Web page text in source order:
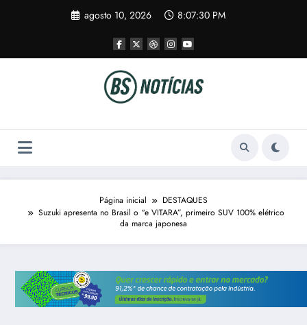
agosto 10, 2026 8:07:30 PM
Página inicial
DESTAQUES
Suzuki apresenta no Brasil o “e VITARA”, primeiro SUV 100% elétrico
da marca japonesa